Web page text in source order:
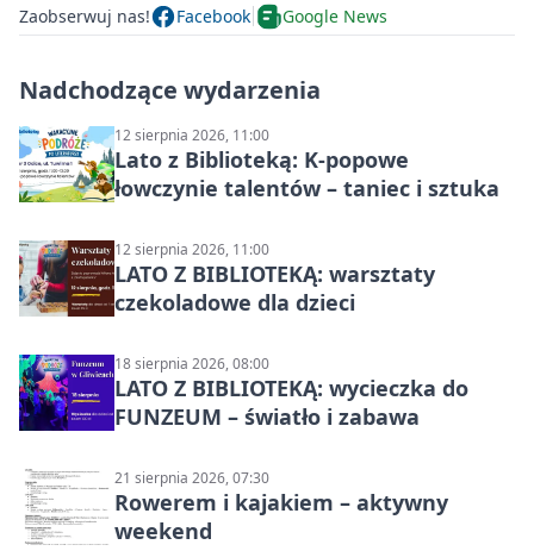
Zaobserwuj nas! Facebook Google News
Nadchodzące wydarzenia
12 sierpnia 2026, 11:00
Lato z Biblioteką: K-popowe
łowczynie talentów – taniec i sztuka
12 sierpnia 2026, 11:00
LATO Z BIBLIOTEKĄ: warsztaty
czekoladowe dla dzieci
18 sierpnia 2026, 08:00
LATO Z BIBLIOTEKĄ: wycieczka do
FUNZEUM – światło i zabawa
21 sierpnia 2026, 07:30
Rowerem i kajakiem – aktywny
weekend